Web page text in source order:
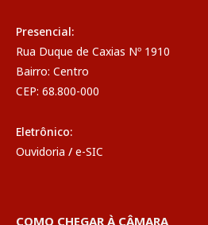
Presencial:
Rua Duque de Caxias Nº 1910
Bairro: Centro
CEP: 68.800-000
Eletrônico:
Ouvidoria / e-SIC
COMO CHEGAR À CÂMARA